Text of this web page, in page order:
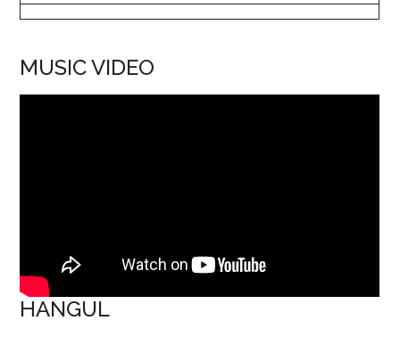
MUSIC VIDEO
HANGUL